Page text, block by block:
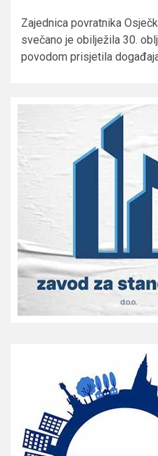
Zajednica povratnika
svečano je obilježila 30.
povodom prisjetila